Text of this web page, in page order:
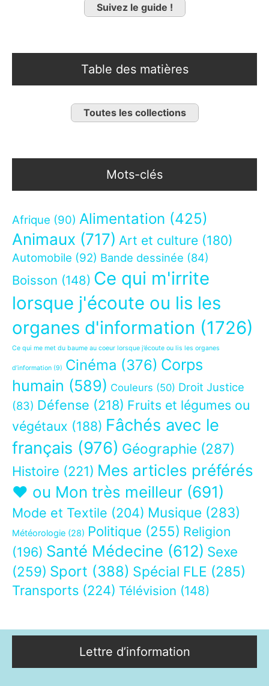
Suivez le guide !
Table des matières
Toutes les collections
Mots-clés
Afrique (90) Alimentation (425)
Animaux (717) Art et culture (180)
Automobile (92) Bande dessinée (84)
Boisson (148) Ce qui m'irrite
lorsque j'écoute ou lis les
organes d'information (1726)
Ce qui me met du baume au coeur lorsque j’écoute ou lis les organes
d’information (9) Cinéma (376) Corps
humain (589) Couleurs (50) Droit Justice
(83) Défense (218) Fruits et légumes ou
végétaux (188) Fâchés avec le
français (976) Géographie (287)
Histoire (221) Mes articles préférés
❤ ou Mon très meilleur (691)
Mode et Textile (204) Musique (283)
Météorologie (28) Politique (255) Religion
(196) Santé Médecine (612) Sexe
(259) Sport (388) Spécial FLE (285)
Transports (224) Télévision (148)
Lettre d’information